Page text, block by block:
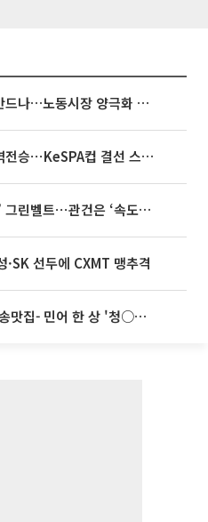
AI, ‘영구적 하층계급’ 만드나…노동시장 양극화 경고
한화생명, 젠지에 2-1 역전승⋯KeSPA컵 결선 스테이지 2 직행
대규모 공급 ‘최후 카드’ 그린벨트⋯관건은 ‘속도’ [주택공급 승부수의 조건]
선두에 CXMT 맹추격
'2TV 생생정보' 오늘방송맛집- 민어 한 상 '청○○○' vs 전복 한 상 '명○'